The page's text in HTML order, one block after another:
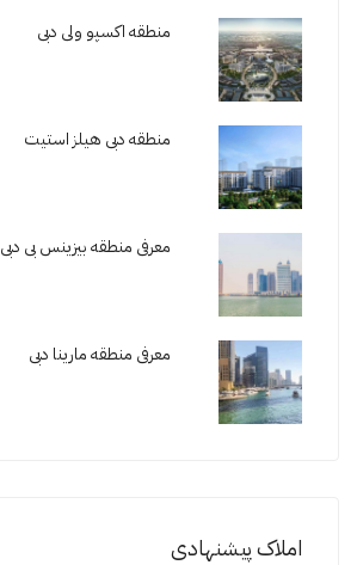
منطقه اکسپو ولی دبی
منطقه دبی هیلز استیت
معرفی منطقه بیزینس بی دبی
معرفی منطقه مارینا دبی
املاک پیشنهادی